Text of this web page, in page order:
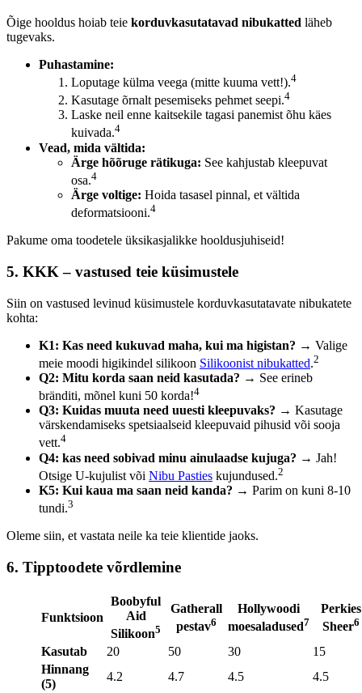
Õige hooldus hoiab teie korduvkasutatavad nibukatted läheb
tugevaks.
Puhastamine:
Loputage külma veega (mitte kuuma vett!).4
Kasutage õrnalt pesemiseks pehmet seepi.4
Laske neil enne kaitsekile tagasi panemist õhu käes
kuivada.4
Vead, mida vältida:
Ärge hõõruge rätikuga: See kahjustab kleepuvat
osa.4
Ärge voltige: Hoida tasasel pinnal, et vältida
deformatsiooni.4
Pakume oma toodetele üksikasjalikke hooldusjuhiseid!
5. KKK – vastused teie küsimustele
Siin on vastused levinud küsimustele korduvkasutatavate nibukatete
kohta:
K1: Kas need kukuvad maha, kui ma higistan? → Valige
meie moodi higikindel silikoon Silikoonist nibukatted.2
Q2: Mitu korda saan neid kasutada? → See erineb
bränditi, mõnel kuni 50 korda!4
Q3: Kuidas muuta need uuesti kleepuvaks? → Kasutage
värskendamiseks spetsiaalseid kleepuvaid pihusid või sooja
vett.4
Q4: kas need sobivad minu ainulaadse kujuga? → Jah!
Otsige U-kujulist või Nibu Pasties kujundused.2
K5: Kui kaua ma saan neid kanda? → Parim on kuni 8-10
tundi.3
Oleme siin, et vastata neile ka teie klientide jaoks.
6. Tipptoodete võrdlemine
Funktsioon
Boobyful
Aid
Silikoon5
Gatherall
pestav6
Hollywoodi
moesaladused7
Perkies
Sheer6
Kasutab 20 50 30
15
Hinnang
(5)
4.2 4.7 4.5
4.5